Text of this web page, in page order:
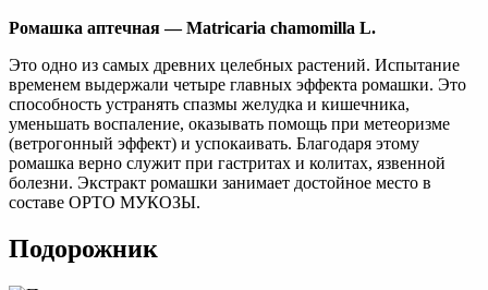
Ромашка аптечная — Matricaria chamomilla L.
Это одно из самых древних целебных растений. Испытание
временем выдержали четыре главных эффекта ромашки. Это
способность устранять спазмы желудка и кишечника,
уменьшать воспаление, оказывать помощь при метеоризме
(ветрогонный эффект) и успокаивать. Благодаря этому
ромашка верно служит при гастритах и колитах, язвенной
болезни. Экстракт ромашки занимает достойное место в
составе ОРТО МУКОЗЫ.
Подорожник